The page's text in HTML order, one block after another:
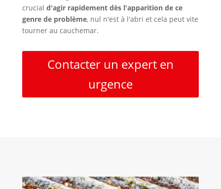
crucial d'agir rapidement dès l'apparition de ce
genre de problème, nul n'est à l'abri et cela peut vite
tourner au cauchemar.
Contacter un expert en
urgence